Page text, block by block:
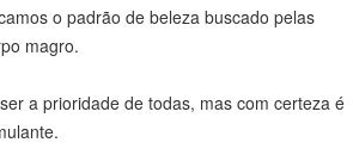
o padrão de beleza buscado pelas
magro.
a prioridade de todas, mas com certeza é